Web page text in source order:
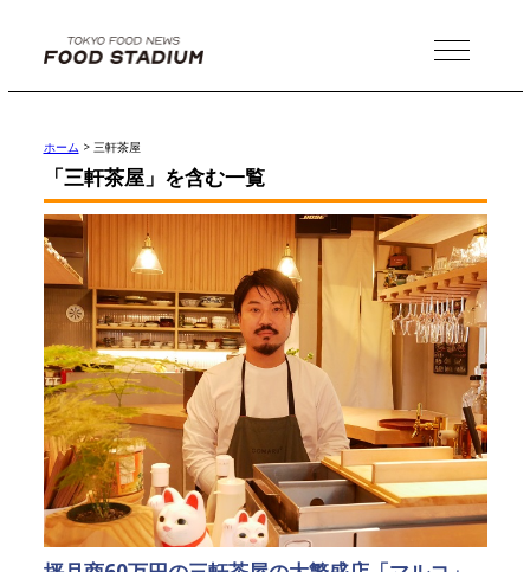
MENU
ホーム > 三軒茶屋
「三軒茶屋」を含む一覧